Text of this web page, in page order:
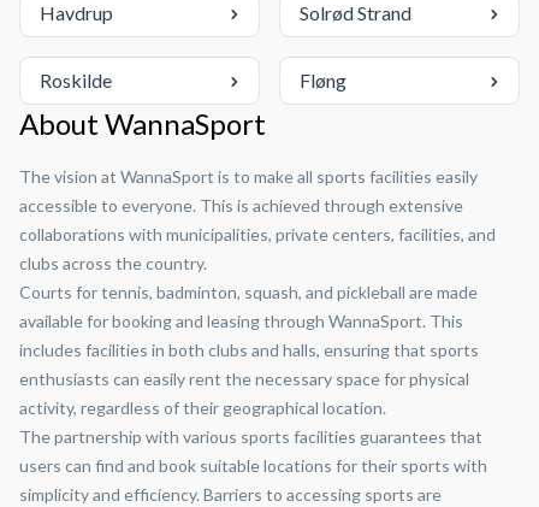
Havdrup Solrød Strand
Roskilde Fløng
About WannaSport
The vision at WannaSport is to make all sports facilities easily
accessible to everyone. This is achieved through extensive
collaborations with municipalities, private centers, facilities, and
clubs across the country.
Courts for tennis, badminton, squash, and pickleball are made
available for booking and leasing through WannaSport. This
includes facilities in both clubs and halls, ensuring that sports
enthusiasts can easily rent the necessary space for physical
activity, regardless of their geographical location.
The partnership with various sports facilities guarantees that
users can find and book suitable locations for their sports with
simplicity and efficiency. Barriers to accessing sports are